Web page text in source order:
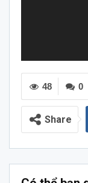
0
48
Share